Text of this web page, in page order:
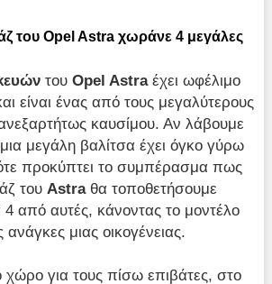
του Opel Astra χωράνε 4 μεγάλες
τουOpel Astraέχει ωφέλιμο
είναι ένας από τους μεγαλύτερους
καυσίμου. Αν λάβουμε
μεγάλη βαλίτσα έχει όγκο γύρω
προκύπτει το συμπέρασμα πως
του Astraθα τοποθετήσουμε
από αυτές, κάνοντας το μοντέλο
ανάγκες μιας οικογένειας.
για τους πίσω επιβάτες, στο